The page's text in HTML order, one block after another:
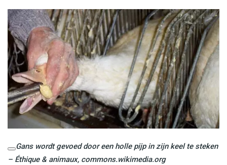
Gans wordt gevoed door een holle pijp in zijn keel te steken
– Éthique & animaux, commons.wikimedia.org